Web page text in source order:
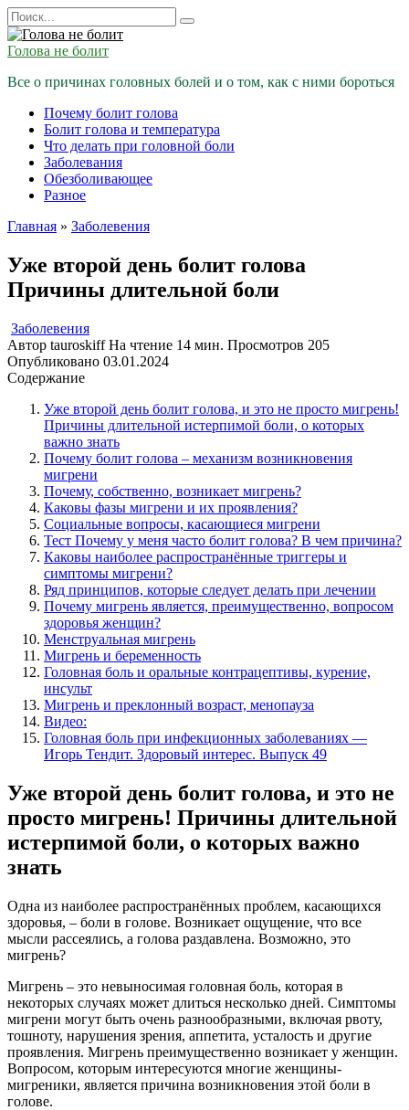
Перейти
к
содержанию
Search
for:
Голова не болит
Все о причинах головных болей и о том, как с ними бороться
Почему болит голова
Болит голова и температура
Что делать при головной боли
Заболевания
Обезболивающее
Разное
Главная » Заболевения
Уже второй день болит голова
Причины длительной боли
Заболевения
Автор tauroskiff На чтение 14 мин. Просмотров 205
Опубликовано 03.01.2024
Содержание
Уже второй день болит голова, и это не просто мигрень!
Причины длительной истерпимой боли, о которых
важно знать
Почему болит голова – механизм возникновения
мигрени
Почему, собственно, возникает мигрень?
Каковы фазы мигрени и их проявления?
Социальные вопросы, касающиеся мигрени
Тест Почему у меня часто болит голова? В чем причина?
Каковы наиболее распространённые триггеры и
симптомы мигрени?
Ряд принципов, которые следует делать при лечении
Почему мигрень является, преимущественно, вопросом
здоровья женщин?
Менструальная мигрень
Мигрень и беременность
Головная боль и оральные контрацептивы, курение,
инсульт
Мигрень и преклонный возраст, менопауза
Видео:
Головная боль при инфекционных заболеваниях —
Игорь Тендит. Здоровый интерес. Выпуск 49
Уже второй день болит голова, и это не
просто мигрень! Причины длительной
истерпимой боли, о которых важно
знать
Одна из наиболее распространённых проблем, касающихся
здоровья, – боли в голове. Возникает ощущение, что все
мысли рассеялись, а голова раздавлена. Возможно, это
мигрень?
Мигрень – это невыносимая головная боль, которая в
некоторых случаях может длиться несколько дней. Симптомы
мигрени могут быть очень разнообразными, включая рвоту,
тошноту, нарушения зрения, аппетита, усталость и другие
проявления. Мигрень преимущественно возникает у женщин.
Вопросом, которым интересуются многие женщины-
мигреники, является причина возникновения этой боли в
голове.